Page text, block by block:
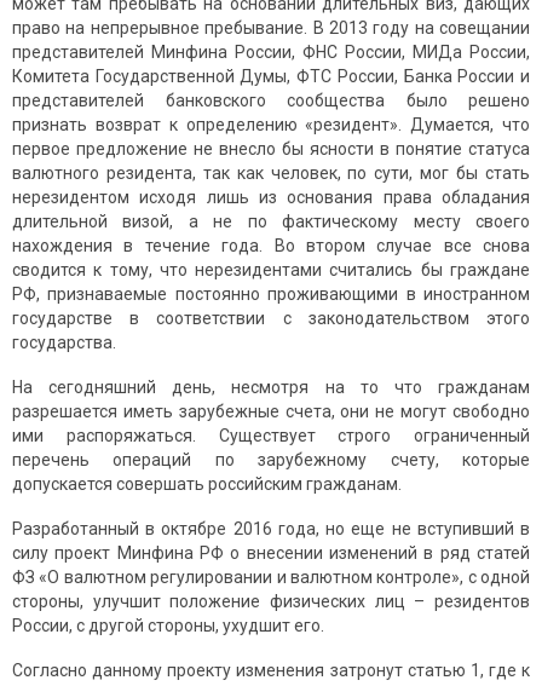
право на непрерывное пребывание. В 2013 году на совещании
представителей Минфина России, ФНС России, МИДа России,
Комитета Государственной Думы, ФТС России, Банка России и
представителей банковского сообщества было решено
признать возврат к определению «резидент». Думается, что
первое предложение не внесло бы ясности в понятие статуса
валютного резидента, так как человек, по сути, мог бы стать
нерезидентом исходя лишь из основания права обладания
длительной визой, а не по фактическому месту своего
нахождения в течение года. Во втором случае все снова
сводится к тому, что нерезидентами считались бы граждане
РФ, признаваемые постоянно проживающими в иностранном
государстве в соответствии с законодательством этого
государства.
На сегодняшний день, несмотря на то что гражданам
разрешается иметь зарубежные счета, они не могут свободно
ими распоряжаться. Существует строго ограниченный
перечень операций по зарубежному счету, которые
допускается совершать российским гражданам.
Разработанный в октябре 2016 года, но еще не вступивший в
силу проект Минфина РФ о внесении изменений в ряд статей
ФЗ «О валютном регулировании и валютном контроле», с одной
стороны, улучшит положение физических лиц – резидентов
России, с другой стороны, ухудшит его.
Согласно данному проекту изменения затронут статью 1, где к